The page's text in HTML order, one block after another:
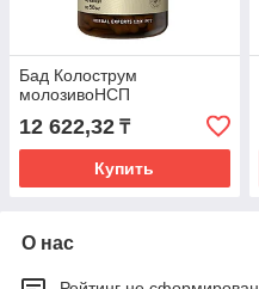
Бад Колострум
молозивоНСП
12 622,32 ₸
Купить
О нас